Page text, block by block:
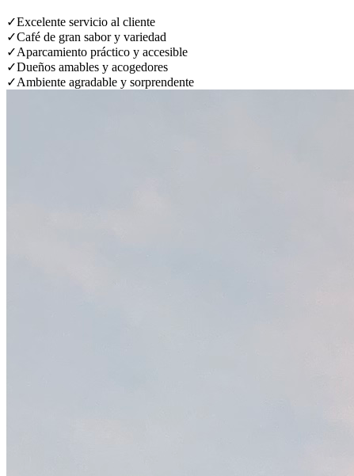
✓Excelente servicio al cliente
✓Café de gran sabor y variedad
✓Aparcamiento práctico y accesible
✓Dueños amables y acogedores
✓Ambiente agradable y sorprendente